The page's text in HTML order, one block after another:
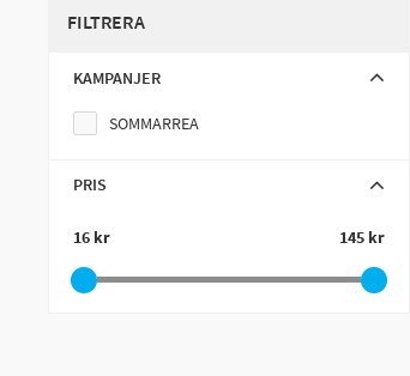
FILTRERA
KAMPANJER
SOMMARREA
PRIS
16 kr 145 kr